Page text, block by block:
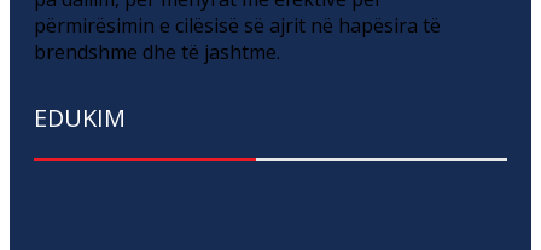
përmirësimin e cilësisë së ajrit në hapësira të
brendshme dhe të jashtme.
EDUKIM